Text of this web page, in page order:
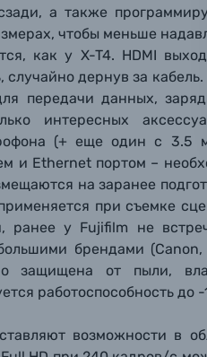
альбомы известных
очки
Нажимая
а также
чтобы меньше
как у X-T4. HDMI
случайно дернув за
передачи данных,
интересных
(+ еще один с 3.5
и Ethernet портом –
на заранее
при съемке
ранее у Fujifilm не
брендами
защищена от пыли,
работоспособность до -
возможности в